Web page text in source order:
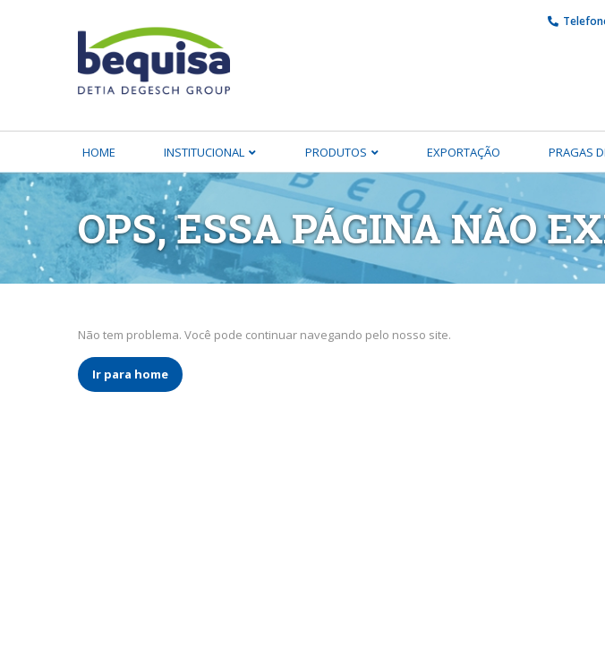
HOME INSTITUCIONAL PRODUTOS EXPORTAÇÃO PRAGAS
OPS, ESSA PÁGINA NÃO
Não tem problema. Você pode continuar navegando pelo nosso site.
Ir para home